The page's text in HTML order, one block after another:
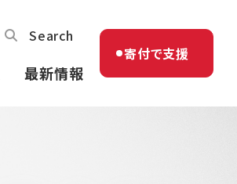
Search
最新情報
寄付で支援